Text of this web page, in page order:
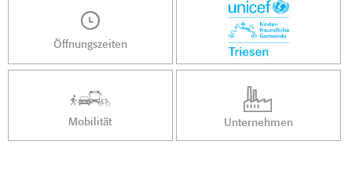
Öffnungszeiten
Mobilität Unternehmen